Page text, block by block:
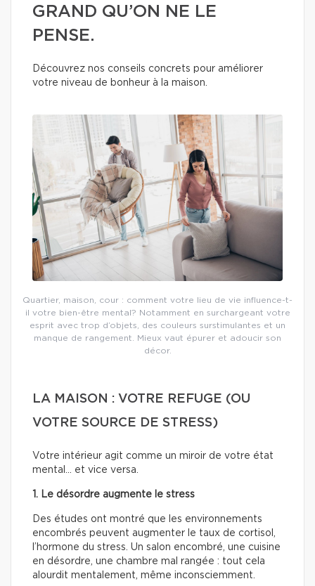
GRAND QU’ON NE LE
PENSE.
Découvrez nos conseils concrets pour améliorer
votre niveau de bonheur à la maison.
Quartier, maison, cour : comment votre lieu de vie influence-t-
il votre bien-être mental? Notamment en surchargeant votre
esprit avec trop d’objets, des couleurs surstimulantes et un
manque de rangement. Mieux vaut épurer et adoucir son
décor.
LA MAISON : VOTRE REFUGE (OU
VOTRE SOURCE DE STRESS)
Votre intérieur agit comme un miroir de votre état
mental… et vice versa.
1. Le désordre augmente le stress
Des études ont montré que les environnements
encombrés peuvent augmenter le taux de cortisol,
l’hormone du stress. Un salon encombré, une cuisine
en désordre, une chambre mal rangée : tout cela
alourdit mentalement, même inconsciemment.